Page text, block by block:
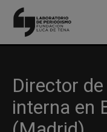
Director
interna en